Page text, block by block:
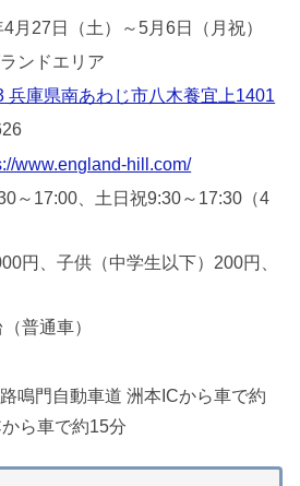
月27日（土）～5月6日（月祝）
ンドエリア
兵庫県南あわじ市八木養宜上1401
www.england-hill.com/
～17:00、土日祝9:30～17:30（4
円、子供（中学生以下）200円、
普通車）
鳴門自動車道 洲本ICから車で約
ら車で約15分